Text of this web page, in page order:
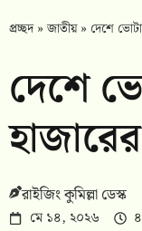
প্রচ্ছদ»জাতীয়» দেশে
দেশে
রাইজিং কুমিল্লা ডেস্ক
মে ১৪, ২০২৬